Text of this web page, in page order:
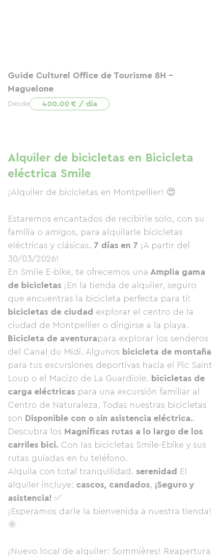
Guide Culturel Office de Tourisme 8H -
Maguelone
Desde 400.00 € / día
Alquiler de bicicletas en Bicicleta
eléctrica Smile
¡Alquiler de bicicletas en Montpellier! 😍
Estaremos encantados de recibirle solo, con su
familia o amigos, para alquilarle bicicletas
eléctricas y clásicas. 7 días en 7 ¡A partir del
30/03/2026!
En Smile E-bike, te ofrecemos una Amplia gama
de bicicletas ¡En la tienda de alquiler, seguro
que encuentras la bicicleta perfecta para ti!
bicicletas de ciudad explorar el centro de la
ciudad de Montpellier o dirigirse a la playa.
Bicicleta de aventurapara explorar los senderos
del Canal du Midi. Algunos bicicleta de montaña
para tus excursiones deportivas hacia el Pic Saint
Loup o el Macizo de La Guardiole. bicicletas de
carga eléctricas para una excursión familiar al
Centro de Naturaleza. Todas nuestras bicicletas
son Disponible con o sin asistencia eléctrica..
Descubra los Magníficas rutas a lo largo de los
carriles bici. Con las bicicletas Smile-Ebike y sus
rutas guiadas en tu teléfono.
Alquila con total tranquilidad. serenidad
El
alquiler incluye: cascos, candados, ¡Seguro y
asistencia! ✅
¡Esperamos darle la bienvenida a nuestra tienda!
🌞
¡Nuevo local de alquiler: Sommières! Reapertura